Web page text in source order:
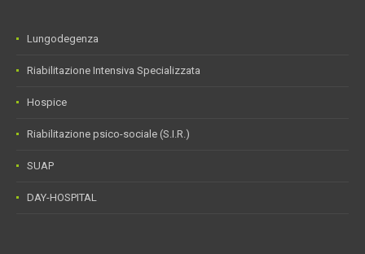
Lungodegenza
Riabilitazione Intensiva Specializzata
Hospice
Riabilitazione psico-sociale (S.I.R.)
SUAP
DAY-HOSPITAL